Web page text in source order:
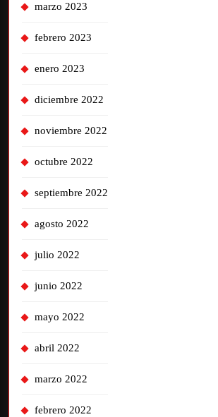
marzo 2023
febrero 2023
enero 2023
diciembre 2022
noviembre 2022
octubre 2022
septiembre 2022
agosto 2022
julio 2022
junio 2022
mayo 2022
abril 2022
marzo 2022
febrero 2022